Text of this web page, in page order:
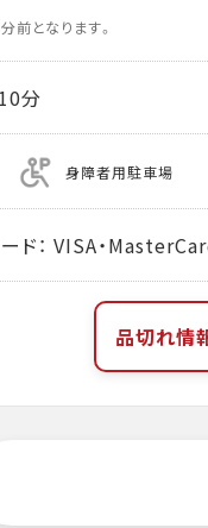
前となります。
分
身障者用駐車場
ド： VISA・
品切れ情